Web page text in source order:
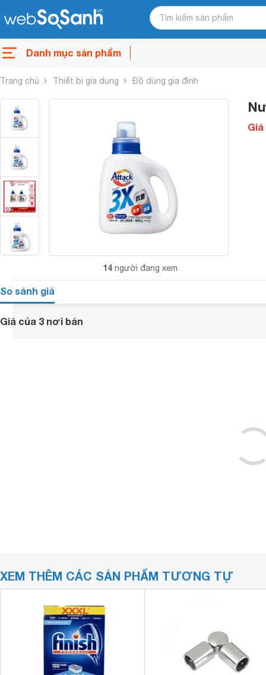
Danh mục sản phẩm
Trang chủ Thiết bị gia dụng Đồ dùng gia đình
14 người đang xem
So sánh giá
Giá của 3 nơi bán
XEM THÊM CÁC SẢN PHẨM TƯƠNG TỰ